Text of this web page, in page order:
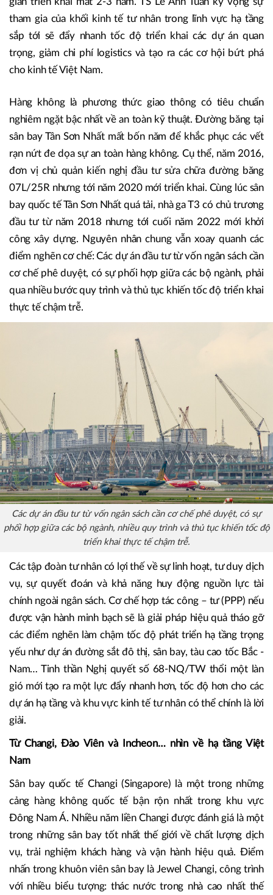
lớn như tuyến metro số 1 TP.HCM đã mất hàng chục năm
xây dựng, nghiệm thu, vận hành thử mới có thể khai thác.
Trong khi đó, các tập đoàn bất động sản tư nhân đang sẵn
sàng tham gia các dự án có quy mô lớn gấp đôi với thời
tham gia của khối kinh tế tư nhân trong lĩnh vực hạ tầng
sắp tới sẽ đẩy nhanh tốc độ triển khai các dự án quan
trọng, giảm chi phí logistics và tạo ra các cơ hội bứt phá
cho kinh tế Việt Nam.
Hàng không là phương thức giao thông có tiêu chuẩn
nghiêm ngặt bậc nhất về an toàn kỹ thuật. Đường băng tại
sân bay Tân Sơn Nhất mất bốn năm để khắc phục các vết
rạn nứt đe dọa sự an toàn hàng không. Cụ thể, năm 2016,
đơn vị chủ quản kiến nghị đầu tư sửa chữa đường băng
07L/25R nhưng tới năm 2020 mới triển khai. Cùng lúc sân
bay quốc tế Tân Sơn Nhất quá tải, nhà ga T3 có chủ trương
đầu tư từ năm 2018 nhưng tới cuối năm 2022 mới khởi
công xây dựng. Nguyên nhân chung vẫn xoay quanh các
điểm nghẽn cơ chế: Các dự án đầu tư từ vốn ngân sách cần
cơ chế phê duyệt, có sự phối hợp giữa các bộ ngành, phải
qua nhiều bước quy trình và thủ tục khiến tốc độ triển khai
Các dự án đầu tư từ vốn ngân sách cần cơ chế phê duyệt, có sự
triển khai thực tế chậm trễ.
Các tập đoàn tư nhân có lợi thế về sự linh hoạt, tư duy dịch
vụ, sự quyết đoán và khả năng huy động nguồn lực tài
chính ngoài ngân sách. Cơ chế hợp tác công – tư (PPP) nếu
được vận hành minh bạch sẽ là giải pháp hiệu quả tháo gỡ
các điểm nghẽn làm chậm tốc độ phát triển hạ tầng trọng
Nam… Tinh thần Nghị quyết số 68-NQ/TW thổi một làn
dự án hạ tầng và khu vực kinh tế tư nhân có thể chính là lời
giải.
Từ Changi, Đào Viên và Incheon… nhìn về hạ tầng Việt
Nam
Sân bay quốc tế Changi (Singapore) là một trong những
cảng hàng không quốc tế bận rộn nhất trong khu vực